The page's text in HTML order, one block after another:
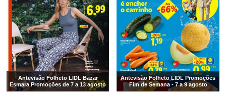
Antevisão Folheto LIDL Bazar
Esmara Promoções de 7 a 13 agosto
Antevisão Folheto LIDL Promoções
Fim de Semana - 7 a 9 agosto